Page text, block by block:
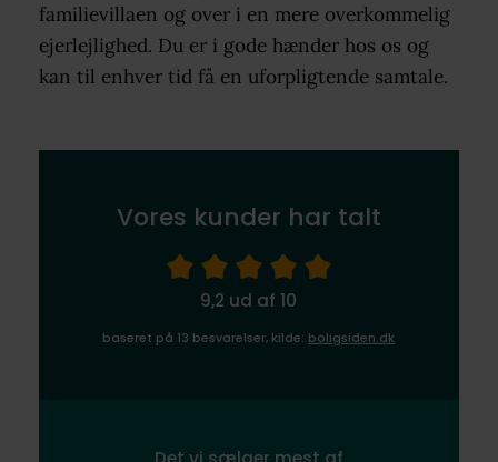
familievillaen og over i en mere overkommelig
ejerlejlighed. Du er i gode hænder hos os og
kan til enhver tid få en uforpligtende samtale.
Vores kunder har talt
9,2 ud af 10
baseret på 13 besvarelser, kilde: boligsiden.dk